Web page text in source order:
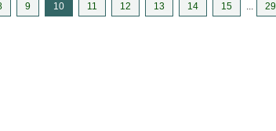
9 10 11 12 13 14 15 ... 29